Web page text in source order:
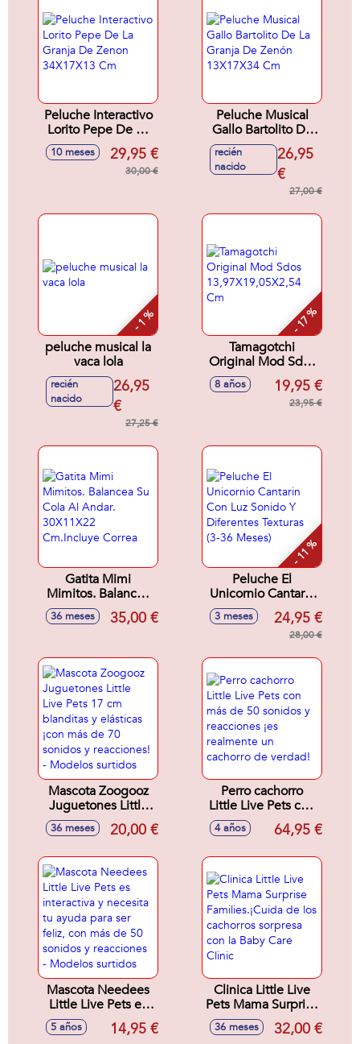
Peluche Interactivo
Lorito Pepe De La
Granja De Zenon
34X17X13 Cm
10 meses 29,95 €
30,00 €
Peluche Musical
Gallo Bartolito De
La Granja De Zenón
13X17X34 Cm
recién
nacido
26,95
€
27,00 €
- 1 %
peluche musical la
vaca lola
recién
nacido
26,95
€
27,25 €
- 17 %
Tamagotchi
Original Mod Sdos
13,97X19,05X2,54
8 años 19,95 €
23,95 €
Gatita Mimi
Mimitos. Balancea
Su Cola Al Andar.
30X11X22
36 meses 35,00 €
- 11 %
Peluche El
Unicornio Cantarin
Con Luz Sonido Y
Diferentes Texturas
(3-36 Meses)
3 meses 24,95 €
28,00 €
Mascota Zoogooz
Juguetones Little
Live Pets 17 cm
blanditas y
de 70 sonidos y
reacciones! -
Modelos surtidos
36 meses 20,00 €
Perro cachorro
Little Live Pets con
más de 50 sonidos
y reacciones ¡es
verdad!
4 años 64,95 €
Mascota Needees
Little Live Pets es
interactiva y
necesita tu ayuda
5 años 14,95 €
Clinica Little Live
Pets Mama Surprise
Families.¡Cuida de
los cachorros
36 meses 32,00 €